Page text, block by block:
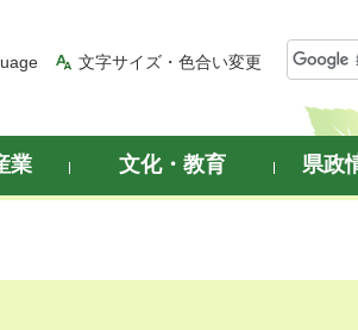
文字サイズ・色合い変更
業 文化・教育 県政